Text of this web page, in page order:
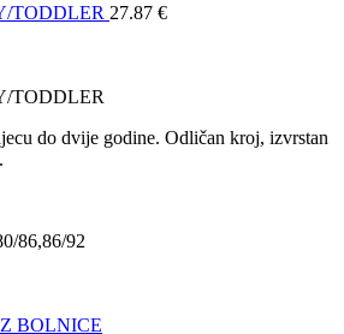
TODDLER 27.87 €
TODDLER
do dvije godine. Odličan kroj, izvrstan
86,86/92